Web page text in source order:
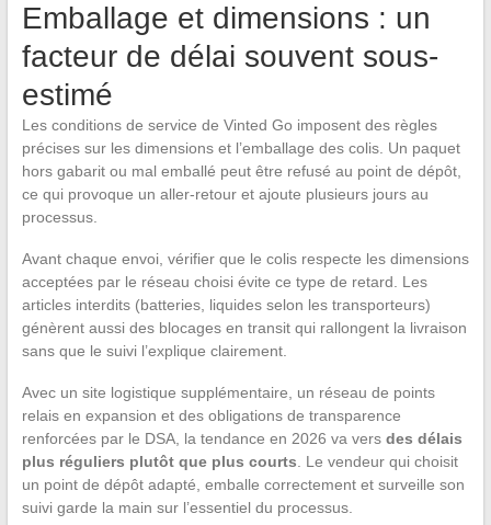
Emballage et dimensions : un
facteur de délai souvent sous-
estimé
Les conditions de service de Vinted Go imposent des règles
précises sur les dimensions et l’emballage des colis. Un paquet
hors gabarit ou mal emballé peut être refusé au point de dépôt,
ce qui provoque un aller-retour et ajoute plusieurs jours au
processus.
Avant chaque envoi, vérifier que le colis respecte les dimensions
acceptées par le réseau choisi évite ce type de retard. Les
articles interdits (batteries, liquides selon les transporteurs)
génèrent aussi des blocages en transit qui rallongent la livraison
sans que le suivi l’explique clairement.
Avec un site logistique supplémentaire, un réseau de points
relais en expansion et des obligations de transparence
renforcées par le DSA, la tendance en 2026 va vers des délais
plus réguliers plutôt que plus courts. Le vendeur qui choisit
un point de dépôt adapté, emballe correctement et surveille son
suivi garde la main sur l’essentiel du processus.